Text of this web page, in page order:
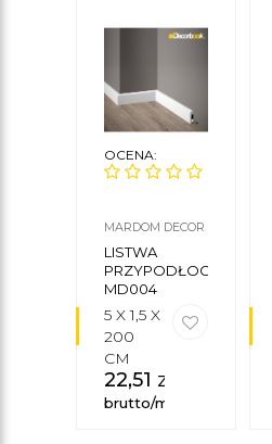
OCENA:
MARDOM DECOR
LISTWA
PRZYPODŁOGOWA
MD004
MARDOM
DECOR
5 X 1,5 X
200
CM
22,51 zł
brutto/mb